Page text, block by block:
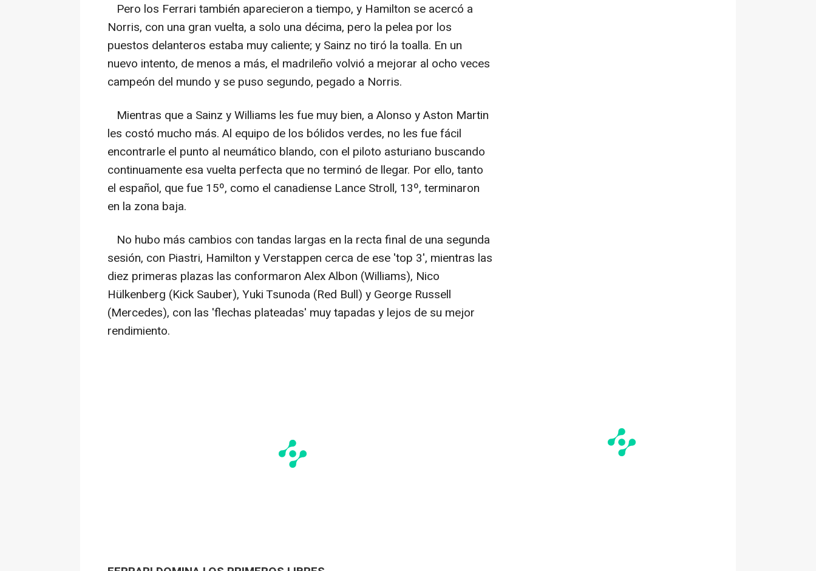
Pero los Ferrari también aparecieron a tiempo, y Hamilton se acercó a
Norris, con una gran vuelta, a solo una décima, pero la pelea por los
puestos delanteros estaba muy caliente; y Sainz no tiró la toalla. En un
nuevo intento, de menos a más, el madrileño volvió a mejorar al ocho veces
campeón del mundo y se puso segundo, pegado a Norris.
Mientras que a Sainz y Williams les fue muy bien, a Alonso y Aston Martin
les costó mucho más. Al equipo de los bólidos verdes, no les fue fácil
encontrarle el punto al neumático blando, con el piloto asturiano buscando
continuamente esa vuelta perfecta que no terminó de llegar. Por ello, tanto
el español, que fue 15º, como el canadiense Lance Stroll, 13º, terminaron
en la zona baja.
No hubo más cambios con tandas largas en la recta final de una segunda
sesión, con Piastri, Hamilton y Verstappen cerca de ese 'top 3', mientras las
diez primeras plazas las conformaron Alex Albon (Williams), Nico
Hülkenberg (Kick Sauber), Yuki Tsunoda (Red Bull) y George Russell
(Mercedes), con las 'flechas plateadas' muy tapadas y lejos de su mejor
rendimiento.